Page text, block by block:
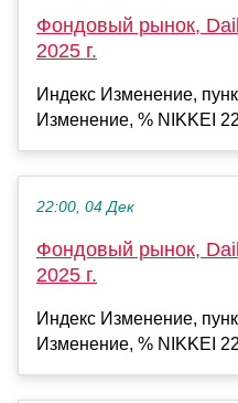
Фондовый рынок,
2025 г.
Индекс Изменение,
Изменение, % NIKKEI
22:00, 04 Дек
Фондовый рынок,
2025 г.
Индекс Изменение,
Изменение, % NIKKEI